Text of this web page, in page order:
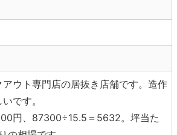
ウト専門店の居抜き店舗です。造作
です。
円、87300÷15.5＝5632。坪当た